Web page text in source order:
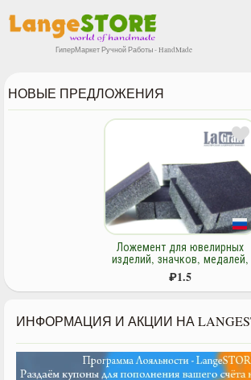
ГиперМаркет Ручной Работы - HandMade
НОВЫЕ ПРЕДЛОЖЕНИЯ
Ложемент для ювелирных
изделий, значков, медалей,
сувенирной продукции на
поролоновой основе
₽1.5
ИНФОРМАЦИЯ И АКЦИИ НА